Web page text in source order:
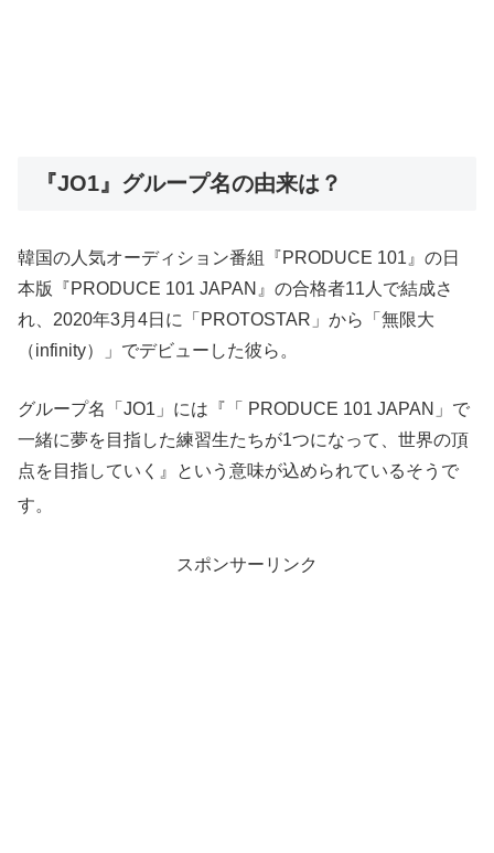
『JO1』グループ名の由来は？
韓国の人気オーディション番組『PRODUCE 101』の日
本版『PRODUCE 101 JAPAN』の合格者11人で結成さ
れ、2020年3月4日に「PROTOSTAR」から「無限大
（infinity）」でデビューした彼ら。
グループ名「JO1」には『「 PRODUCE 101 JAPAN」で
一緒に夢を目指した練習生たちが1つになって、世界の頂
点を目指していく』という意味が込められているそうで
す。
スポンサーリンク